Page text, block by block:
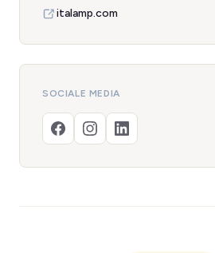
italamp.com
SOCIALE MEDIA